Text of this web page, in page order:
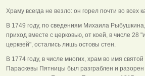
Храму всегда не везло: он горел почти во всех
В 1749 году, по сведениям Михаила
приход вместе с церковью, от коей, в числе 28
церквей", остались лишь остовы стен.
В 1774 году, в числе многих, храм во имя
Параскевы Пятницы был разграблен и